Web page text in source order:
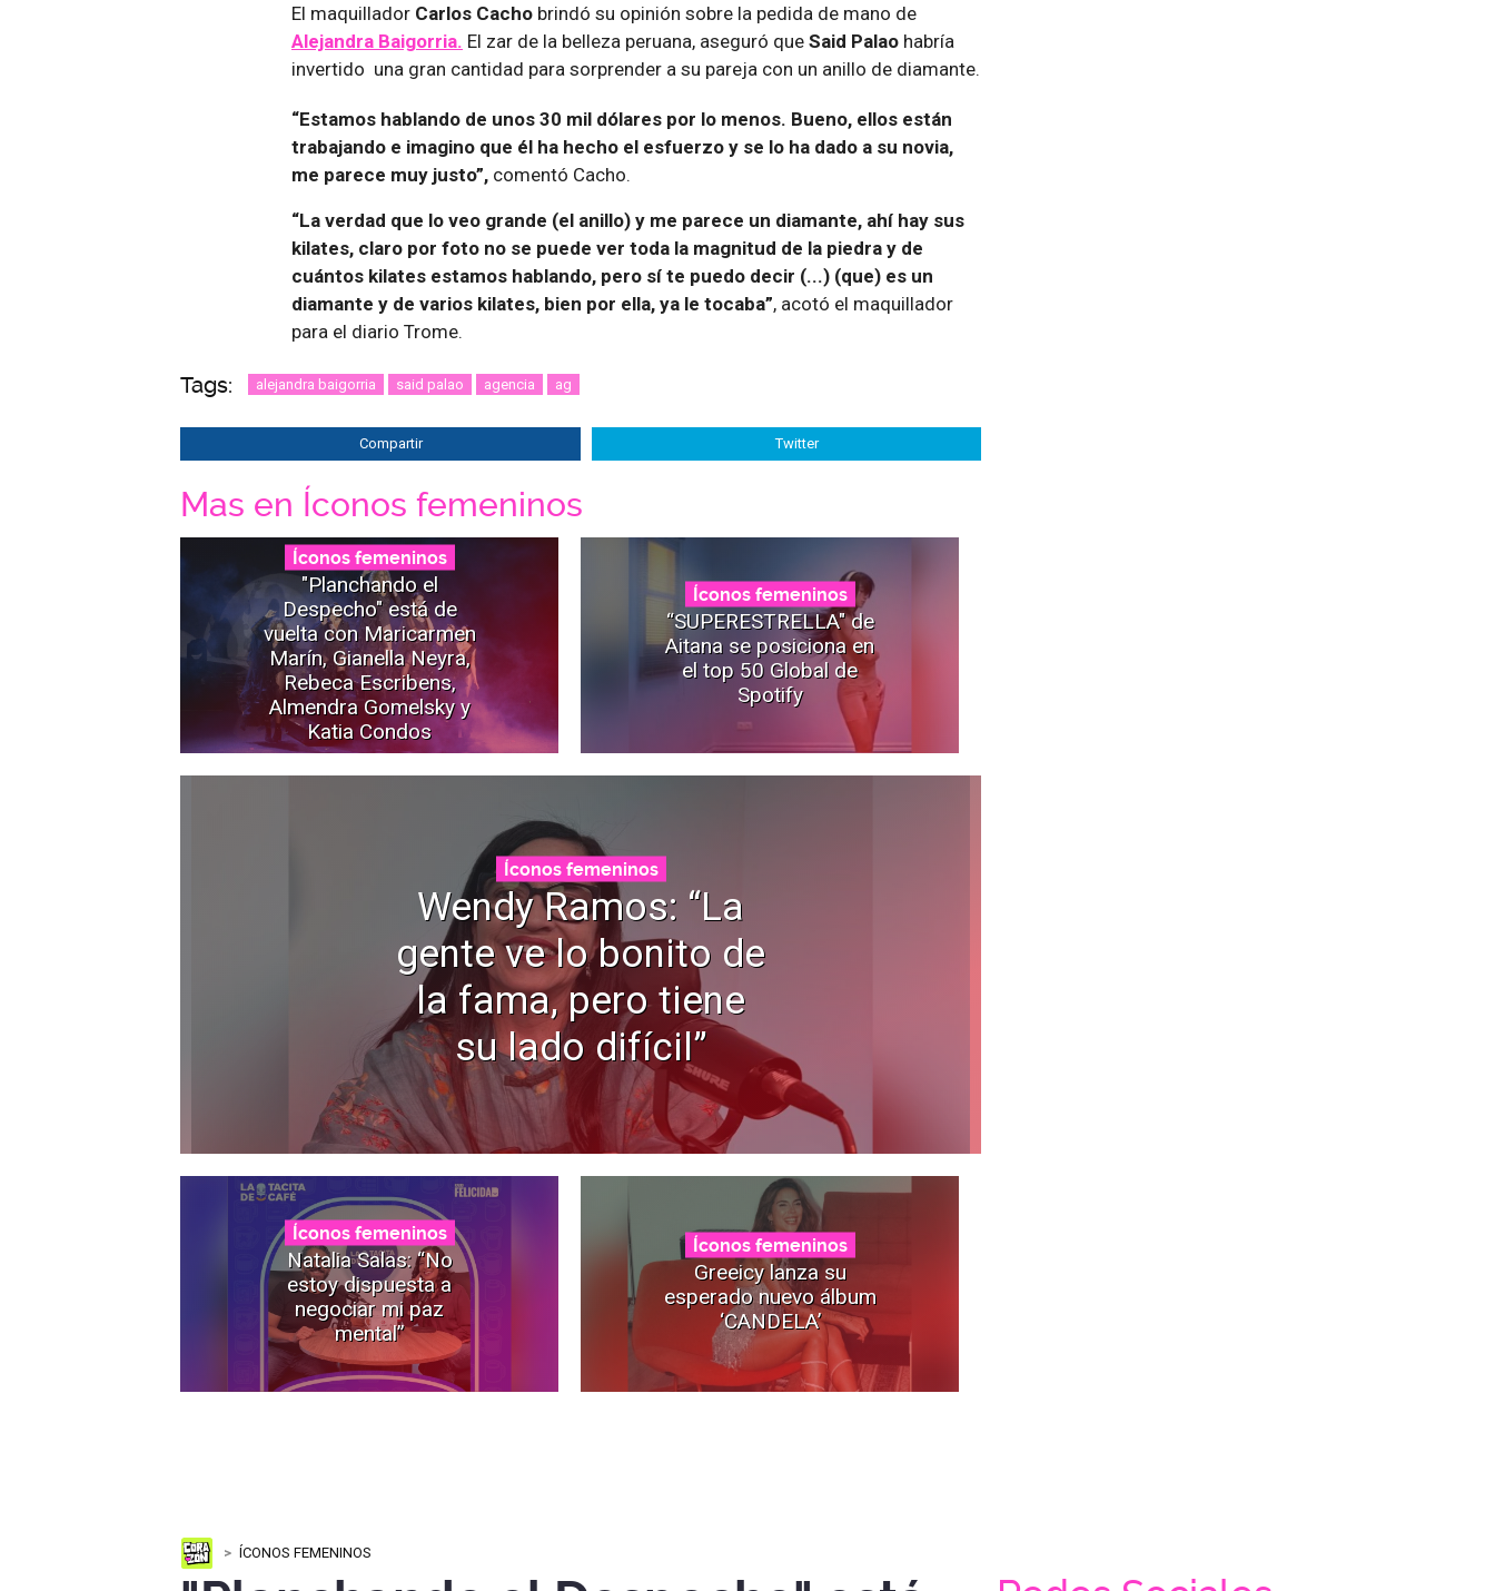
El maquillador Carlos Cacho brindó su opinión sobre la pedida de mano de
Alejandra Baigorria. El zar de la belleza peruana, aseguró que Said Palao habría
invertido una gran cantidad para sorprender a su pareja con un anillo de diamante.
“Estamos hablando de unos 30 mil dólares por lo menos. Bueno, ellos están
trabajando e imagino que él ha hecho el esfuerzo y se lo ha dado a su novia,
me parece muy justo”, comentó Cacho.
“La verdad que lo veo grande (el anillo) y me parece un diamante, ahí hay sus
kilates, claro por foto no se puede ver toda la magnitud de la piedra y de
cuántos kilates estamos hablando, pero sí te puedo decir (...) (que) es un
diamante y de varios kilates, bien por ella, ya le tocaba”, acotó el maquillador
para el diario Trome.
Tags: alejandra baigorria said palao agencia ag
Compartir Twitter
Mas en Íconos femeninos
Íconos femeninos
"Planchando el
Despecho" está de
vuelta con Maricarmen
Marín, Gianella Neyra,
Rebeca Escribens,
Almendra Gomelsky y
Katia Condos
Íconos femeninos
“SUPERESTRELLA" de
Aitana se posiciona en
el top 50 Global de
Spotify
Íconos femeninos
Wendy Ramos: “La
gente ve lo bonito de
la fama, pero tiene
su lado difícil”
Íconos femeninos
Natalia Salas: “No
estoy dispuesta a
negociar mi paz
mental”
Íconos femeninos
Greeicy lanza su
esperado nuevo álbum
‘CANDELA’
ÍCONOS FEMENINOS